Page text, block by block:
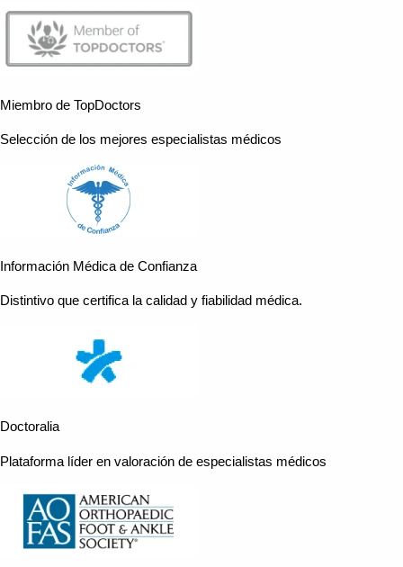
Miembro de TopDoctors
Selección de los mejores especialistas médicos
Información Médica de Confianza
Distintivo que certifica la calidad y fiabilidad médica.
Doctoralia
Plataforma líder en valoración de especialistas médicos